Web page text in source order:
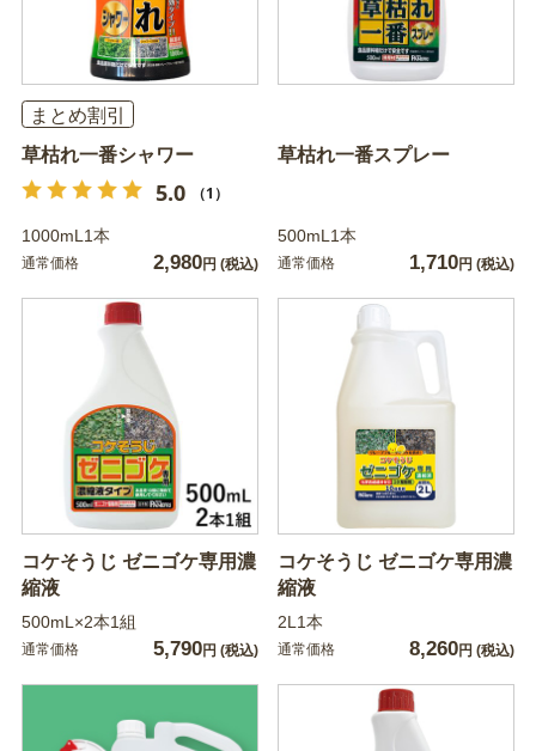
まとめ割引
草枯れ一番シャワー
5.0 （1）
1000mL1本
通常価格 2,980円 (税込)
草枯れ一番スプレー
500mL1本
通常価格 1,710円 (税込)
コケそうじ ゼニゴケ専用濃
縮液
500mL×2本1組
通常価格 5,790円 (税込)
コケそうじ ゼニゴケ専用濃
縮液
2L1本
通常価格 8,260円 (税込)